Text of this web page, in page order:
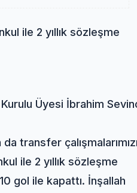
ile 2 yıllık sözleşme
Üyesi İbrahim
transfer çalışmalarımızı
ile 2 yıllık sözleşme
gol ile kapattı. İnşallah